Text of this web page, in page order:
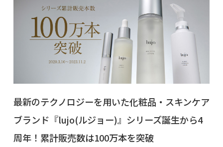
最新のテクノロジーを用いた化粧品・スキンケア
ブランド『lujo(ルジョー)』シリーズ誕生から4
周年！累計販売数は100万本を突破